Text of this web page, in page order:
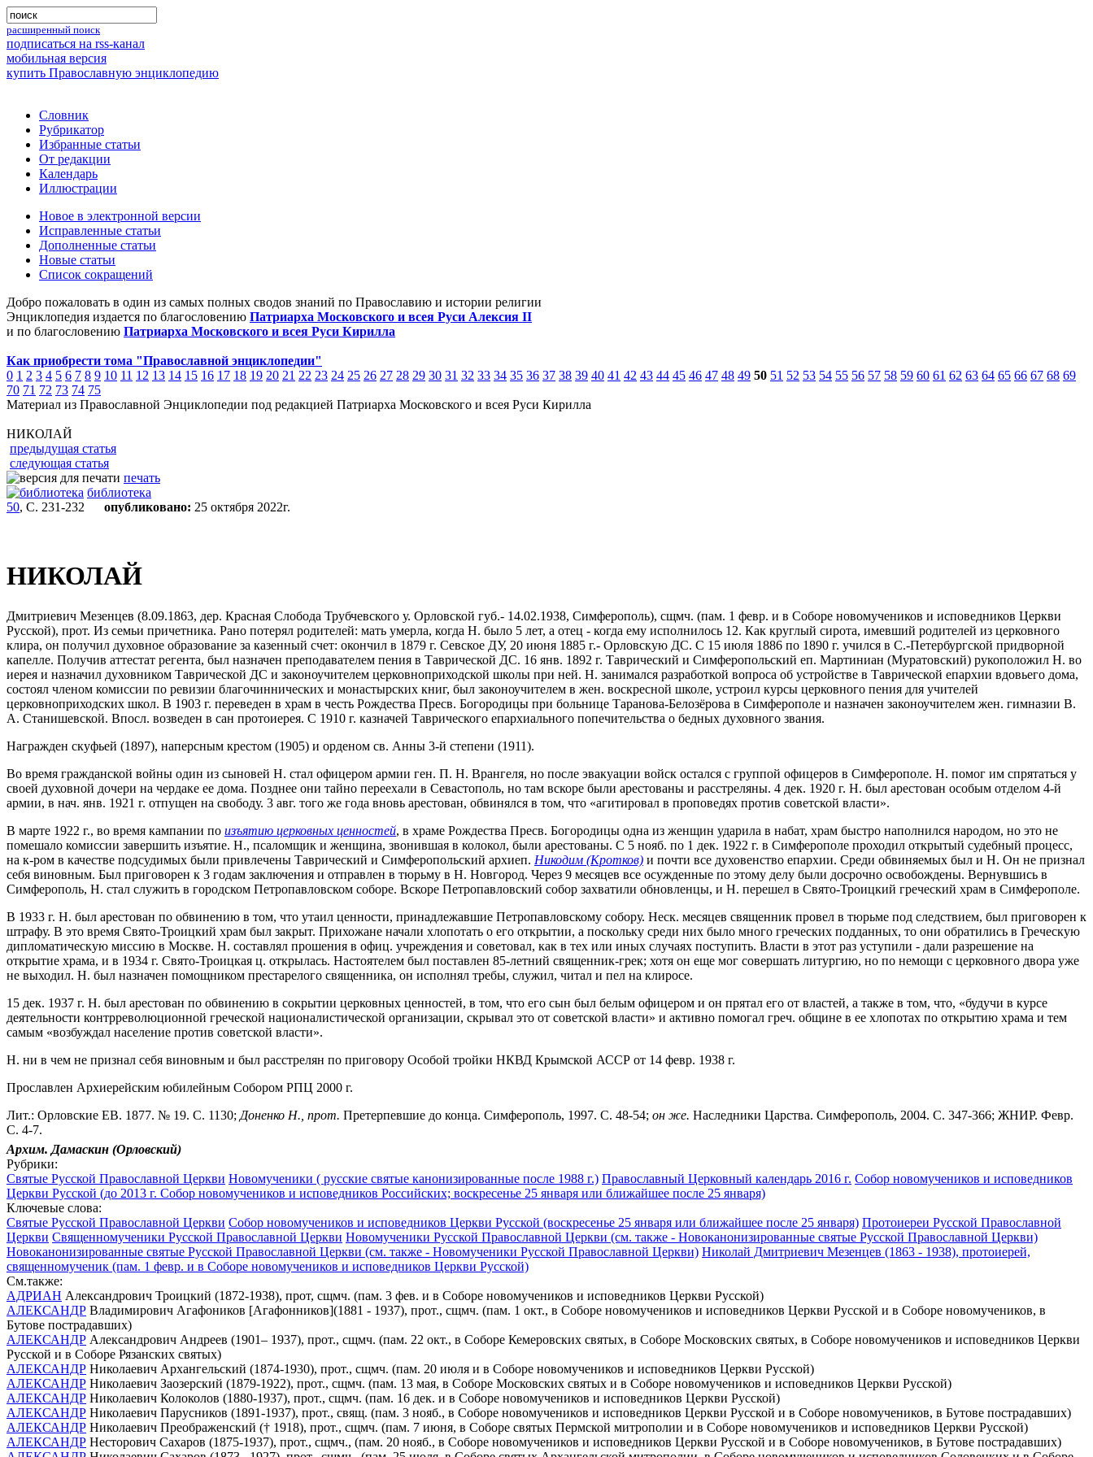
расширенный поиск
подписаться на rss-канал
мобильная версия
купить Православную энциклопедию
Словник
Рубрикатор
Избранные статьи
От редакции
Календарь
Иллюстрации
Новое в электронной версии
Исправленные статьи
Дополненные статьи
Новые статьи
Список сокращений
Добро пожаловать в один из самых полных сводов знаний по Православию и истории религии
Энциклопедия издается по благословению Патриарха Московского и всея Руси Алексия II
и по благословению Патриарха Московского и всея Руси Кирилла
Как приобрести тома "Православной энциклопедии"
0 1 2 3 4 5 6 7 8 9 10 11 12 13 14 15 16 17 18 19 20 21 22 23 24 25 26 27 28 29 30 31 32 33 34 35 36 37 38 39 40 41 42 43 44 45 46 47 48 49 50 51 52 53 54 55 56 57 58 59 60 61 62 63 64 65 66 67 68 69
70 71 72 73 74 75
Материал из Православной Энциклопедии под редакцией Патриарха Московского и всея Руси Кирилла
НИКОЛАЙ
предыдущая статья
следующая статья
печать
библиотека
50, С. 231-232 опубликовано: 25 октября 2022г.
НИКОЛАЙ
Дмитриевич Мезенцев (8.09.1863, дер. Красная Слобода Трубчевского у. Орловской губ.- 14.02.1938, Симферополь), сщмч. (пам. 1 февр. и в Соборе новомучеников и исповедников Церкви
Русской), прот. Из семьи причетника. Рано потерял родителей: мать умерла, когда Н. было 5 лет, а отец - когда ему исполнилось 12. Как круглый сирота, имевший родителей из церковного
клира, он получил духовное образование за казенный счет: окончил в 1879 г. Севское ДУ, 20 июня 1885 г.- Орловскую ДС. С 15 июля 1886 по 1890 г. учился в С.-Петербургской придворной
капелле. Получив аттестат регента, был назначен преподавателем пения в Таврической ДС. 16 янв. 1892 г. Таврический и Симферопольский еп. Мартиниан (Муратовский) рукоположил Н. во
иерея и назначил духовником Таврической ДС и законоучителем церковноприходской школы при ней. Н. занимался разработкой вопроса об устройстве в Таврической епархии вдовьего дома,
состоял членом комиссии по ревизии благочиннических и монастырских книг, был законоучителем в жен. воскресной школе, устроил курсы церковного пения для учителей
церковноприходских школ. В 1903 г. переведен в храм в честь Рождества Пресв. Богородицы при больнице Таранова-Белозёрова в Симферополе и назначен законоучителем жен. гимназии В.
А. Станишевской. Впосл. возведен в сан протоиерея. С 1910 г. казначей Таврического епархиального попечительства о бедных духовного звания.
Награжден скуфьей (1897), наперсным крестом (1905) и орденом св. Анны 3-й степени (1911).
Во время гражданской войны один из сыновей Н. стал офицером армии ген. П. Н. Врангеля, но после эвакуации войск остался с группой офицеров в Симферополе. Н. помог им спрятаться у
своей духовной дочери на чердаке ее дома. Позднее они тайно переехали в Севастополь, но там вскоре были арестованы и расстреляны. 4 дек. 1920 г. Н. был арестован особым отделом 4-й
армии, в нач. янв. 1921 г. отпущен на свободу. 3 авг. того же года вновь арестован, обвинялся в том, что «агитировал в проповедях против советской власти».
В марте 1922 г., во время кампании по изъятию церковных ценностей, в храме Рождества Пресв. Богородицы одна из женщин ударила в набат, храм быстро наполнился народом, но это не
помешало комиссии завершить изъятие. Н., псаломщик и женщина, звонившая в колокол, были арестованы. С 5 нояб. по 1 дек. 1922 г. в Симферополе проходил открытый судебный процесс,
на к-ром в качестве подсудимых были привлечены Таврический и Симферопольский архиеп. Никодим (Кротков) и почти все духовенство епархии. Среди обвиняемых был и Н. Он не признал
себя виновным. Был приговорен к 3 годам заключения и отправлен в тюрьму в Н. Новгород. Через 9 месяцев все осужденные по этому делу были досрочно освобождены. Вернувшись в
Симферополь, Н. стал служить в городском Петропавловском соборе. Вскоре Петропавловский собор захватили обновленцы, и Н. перешел в Свято-Троицкий греческий храм в Симферополе.
В 1933 г. Н. был арестован по обвинению в том, что утаил ценности, принадлежавшие Петропавловскому собору. Неск. месяцев священник провел в тюрьме под следствием, был приговорен к
штрафу. В это время Свято-Троицкий храм был закрыт. Прихожане начали хлопотать о его открытии, а поскольку среди них было много греческих подданных, то они обратились в Греческую
дипломатическую миссию в Москве. Н. составлял прошения в офиц. учреждения и советовал, как в тех или иных случаях поступить. Власти в этот раз уступили - дали разрешение на
открытие храма, и в 1934 г. Свято-Троицкая ц. открылась. Настоятелем был поставлен 85-летний священник-грек; хотя он еще мог совершать литургию, но по немощи с церковного двора уже
не выходил. Н. был назначен помощником престарелого священника, он исполнял требы, служил, читал и пел на клиросе.
15 дек. 1937 г. Н. был арестован по обвинению в сокрытии церковных ценностей, в том, что его сын был белым офицером и он прятал его от властей, а также в том, что, «будучи в курсе
деятельности контрреволюционной греческой националистической организации, скрывал это от советской власти» и активно помогал греч. общине в ее хлопотах по открытию храма и тем
самым «возбуждал население против советской власти».
Н. ни в чем не признал себя виновным и был расстрелян по приговору Особой тройки НКВД Крымской АССР от 14 февр. 1938 г.
Прославлен Архиерейским юбилейным Собором РПЦ 2000 г.
Лит.: Орловские ЕВ. 1877. № 19. С. 1130; Доненко Н., прот. Претерпевшие до конца. Симферополь, 1997. С. 48-54; он же. Наследники Царства. Симферополь, 2004. С. 347-366; ЖНИР. Февр.
С. 4-7.
Архим. Дамаскин (Орловский)
Рубрики:
Святые Русской Православной Церкви Новомученики ( русские святые канонизированные после 1988 г.) Православный Церковный календарь 2016 г. Собор новомучеников и исповедников
Церкви Русской (до 2013 г. Собор новомучеников и исповедников Российских; воскресенье 25 января или ближайшее после 25 января)
Ключевые слова:
Святые Русской Православной Церкви Собор новомучеников и исповедников Церкви Русской (воскресенье 25 января или ближайшее после 25 января) Протоиереи Русской Православной
Церкви Священномученики Русской Православной Церкви Новомученики Русской Православной Церкви (см. также - Новоканонизированные святые Русской Православной Церкви)
Новоканонизированные святые Русской Православной Церкви (см. также - Новомученики Русской Православной Церкви) Николай Дмитриевич Мезенцев (1863 - 1938), протоиерей,
священномученик (пам. 1 февр. и в Соборе новомучеников и исповедников Церкви Русской)
См.также:
АДРИАН Александрович Троицкий (1872-1938), прот, сщмч. (пам. 3 фев. и в Соборе новомучеников и исповедников Церкви Русской)
АЛЕКСАНДР Владимирович Агафоников [Агафонников](1881 - 1937), прот., сщмч. (пам. 1 окт., в Соборе новомучеников и исповедников Церкви Русской и в Соборе новомучеников, в
Бутове пострадавших)
АЛЕКСАНДР Александрович Андреев (1901– 1937), прот., сщмч. (пам. 22 окт., в Соборе Кемеровских святых, в Соборе Московских святых, в Соборе новомучеников и исповедников Церкви
Русской и в Соборе Рязанских святых)
АЛЕКСАНДР Николаевич Архангельский (1874-1930), прот., сщмч. (пам. 20 июля и в Соборе новомучеников и исповедников Церкви Русской)
АЛЕКСАНДР Николаевич Заозерский (1879-1922), прот., сщмч. (пам. 13 мая, в Соборе Московских святых и в Соборе новомучеников и исповедников Церкви Русской)
АЛЕКСАНДР Николаевич Колоколов (1880-1937), прот., сщмч. (пам. 16 дек. и в Соборе новомучеников и исповедников Церкви Русской)
АЛЕКСАНДР Николаевич Парусников (1891-1937), прот., свящ. (пам. 3 нояб., в Соборе новомучеников и исповедников Церкви Русской и в Соборе новомучеников, в Бутове пострадавших)
АЛЕКСАНДР Николаевич Преображенский († 1918), прот., сщмч. (пам. 7 июня, в Соборе святых Пермской митрополии и в Соборе новомучеников и исповедников Церкви Русской)
АЛЕКСАНДР Несторович Сахаров (1875-1937), прот., сщмч., (пам. 20 нояб., в Соборе новомучеников и исповедников Церкви Русской и в Соборе новомучеников, в Бутове пострадавших)